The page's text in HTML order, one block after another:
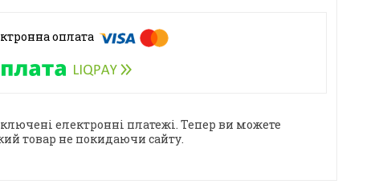
електронні платежі. Тепер ви можете
товар не покидаючи сайту.